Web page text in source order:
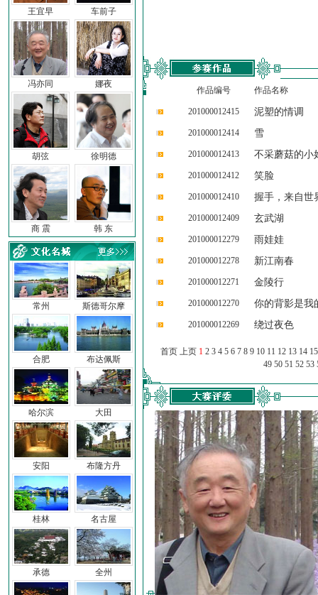
王宜早 车前子
冯亦同 娜夜
胡弦 徐明德
商 震 韩 东
常州
合肥
哈尔滨
安阳
桂林
承德
斯德哥尔摩
布达佩斯
大田
布隆方丹
名古屋
全州
作品编号 作品名称
201000012415 泥塑的情调
201000012414 雪
201000012413 不采蘑菇的小
201000012412 笑脸
201000012410 握手，来自世
201000012409 玄武湖
201000012279 雨娃娃
201000012278 新江南春
201000012271 金陵行
201000012270 你的背影是我
201000012269 绕过夜色
首页 上页 1 2 3 4 5 6 7 8 9 10 11 12 13 14 15
49 50 51 52 53